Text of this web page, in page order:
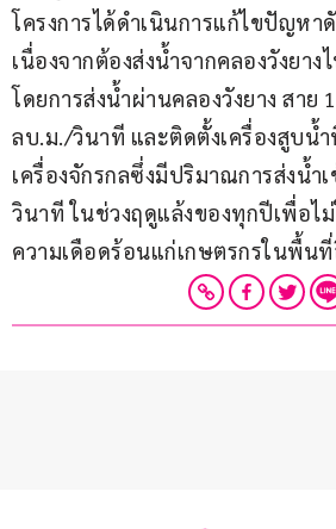
โครงการได้ดำเนินการแก้ไขปัญหา
เนื่องจากต้องส่งน้ำจากคลองวังยา
โดยการส่งน้ำผ่านคลองวังยาง สาย
ลบ.ม./วินาที และติดตั้งเครื่องสูบน้
เครื่องจักรกลซึ่งมีปริมาณการส่งน้
วินาที ในช่วงฤดูแล้งของทุกปีเพื่อไ
ความเดือดร้อนแก่เกษตรกรในพื้น